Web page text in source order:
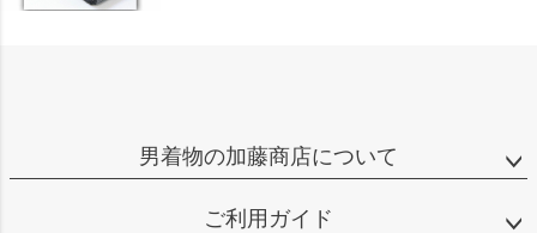
男着物の加藤商店について
ご利用ガイド